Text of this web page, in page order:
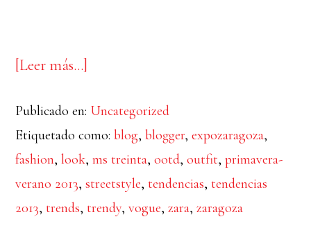
[Leer más…]
White
and
Black
Publicado en: Uncategorized
Etiquetado como:blog,blogger,expozaragoza,
fashion,look,ms treinta,ootd,outfit,primavera-
verano 2013,streetstyle, tendencias, tendencias
2013, trends, trendy,vogue,zara,zaragoza